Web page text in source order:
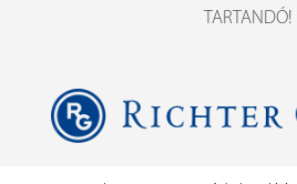
TARTANDÓ!